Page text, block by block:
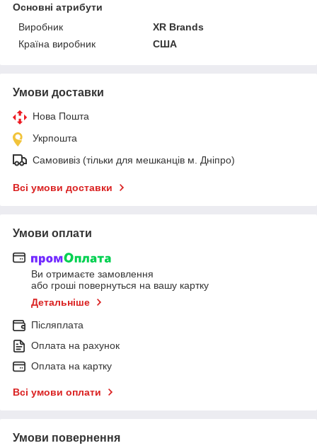
Основні атрибути
Виробник
XR Brands
Країна виробник
США
Умови доставки
Нова Пошта
Укрпошта
Самовивіз (тільки для мешканців м. Дніпро)
Всі умови доставки
Умови оплати
Ви отримаєте замовлення
або гроші повернуться на вашу картку
Детальніше
Післяплата
Оплата на рахунок
Оплата на картку
Всі умови оплати
Умови повернення